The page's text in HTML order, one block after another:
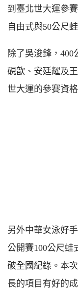
到臺北世大運參
自由式與50公尺
除了吳浚鋒，
硯歆、安廷耀及
世大運的參賽資格
另外中華女泳好
公開賽100公尺蛙
破全國紀錄。本
長的項目有好的成